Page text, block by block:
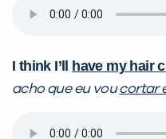
I think I’ll have my hair
acho que eu voucortar